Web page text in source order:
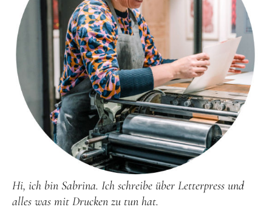
Hi, ich bin Sabrina. Ich schreibe über Letterpress und
alles was mit Drucken zu tun hat.